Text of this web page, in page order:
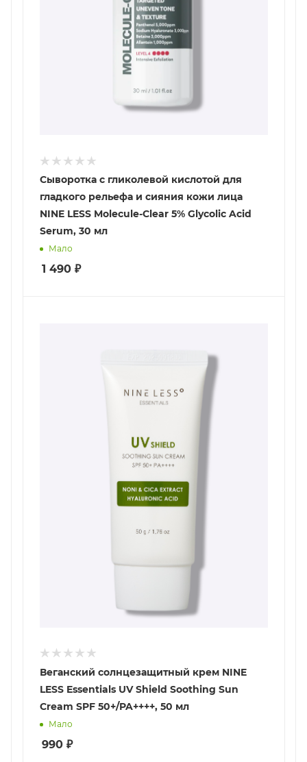
Сыворотка с гликолевой кислотой для
гладкого рельефа и сияния кожи лица
NINE LESS Molecule-Clear 5% Glycolic Acid
Serum, 30 мл
Мало
1 490 ₽
Веганский солнцезащитный крем NINE
LESS Essentials UV Shield Soothing Sun
Cream SPF 50+/PA++++, 50 мл
Мало
990 ₽